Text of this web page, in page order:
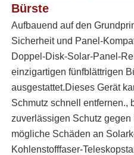
Videos
Über uns
Fabrik Tour
Qualitätskontrolle
Bürste
Aufbauend auf den
Sicherheit und Panel-
Doppel-Disk-Solar-Panel-
einzigartigen fünfblättrigen
ausgestattet.Dieses Gerät
Schmutz schnell entfernen.,
zuverlässigen Schutz
mögliche Schäden an
Kohlenstofffaser-